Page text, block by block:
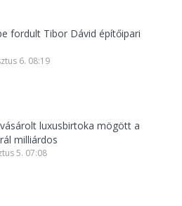
fordult Tibor Dávid építőipari
6. 08:19
luxusbirtoka mögött a
milliárdos
5. 07:08